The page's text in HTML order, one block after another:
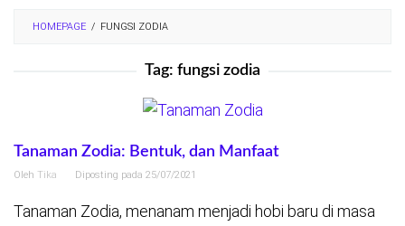
HOMEPAGE / FUNGSI ZODIA
Tag: fungsi zodia
Tanaman Zodia: Bentuk, dan Manfaat
Oleh Tika Diposting pada 25/07/2021
Tanaman Zodia, menanam menjadi hobi baru di masa